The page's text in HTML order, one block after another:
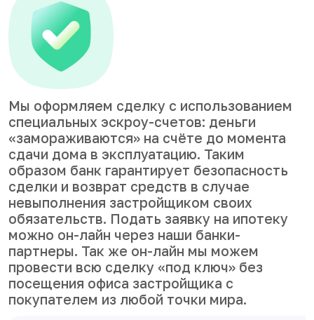
Мы оформляем сделку с использованием
специальных эскроу-счетов: деньги
«замораживаются» на счёте до момента
сдачи дома в эксплуатацию. Таким
образом банк гарантирует безопасность
сделки и возврат средств в случае
невыполнения застройщиком своих
обязательств. Подать заявку на ипотеку
можно он-лайн через наши банки-
партнеры. Так же он-лайн мы можем
провести всю сделку «под ключ» без
посещения офиса застройщика с
покупателем из любой точки мира.